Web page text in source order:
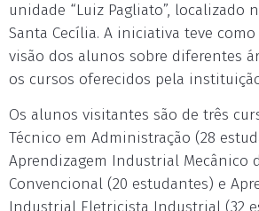
unidade “Luiz Pagliato”, localizado
Santa Cecília. A iniciativa teve
visão dos alunos sobre diferentes
os cursos oferecidos pela
Os alunos visitantes são de três
Técnico em Administração (28
Aprendizagem Industrial Mecânico
Convencional (20 estudantes) e
Industrial Eletricista Industrial (32